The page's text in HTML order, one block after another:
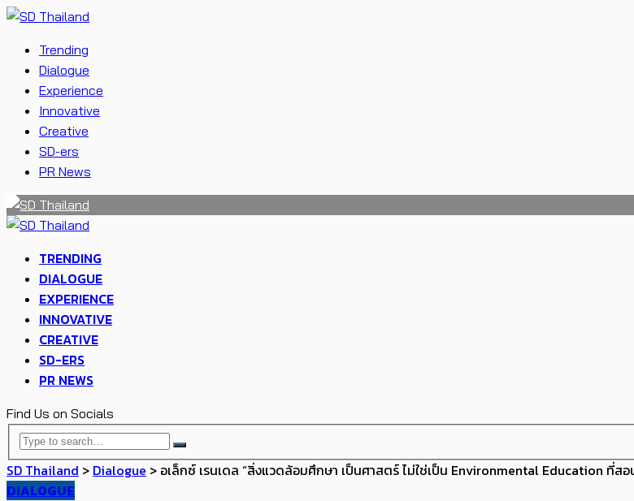
Trending
Dialogue
Experience
Innovative
Creative
SD-ers
PR News
TRENDING
DIALOGUE
EXPERIENCE
INNOVATIVE
CREATIVE
SD-ERS
PR NEWS
Find Us on Socials
SD Thailand > Dialogue > อเล็กซ์ เรนเดล “สิ่งแวดล้อมศึกษา เป็นศาสตร์ ไม่ใช่เป็น Environmental Education ที่สอ
DIALOGUE